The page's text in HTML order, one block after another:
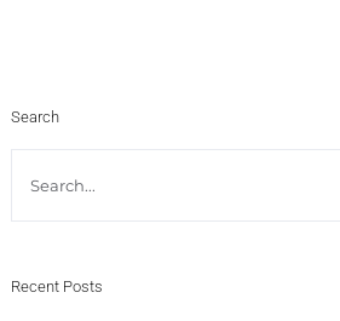
Search
Recent Posts